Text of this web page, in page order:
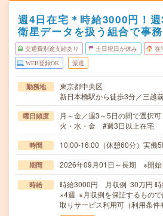
週4日在宅＊時給3000円！週
衛星データを扱う組合で事務
交通費別途支給あり 土日祝日が休み 在
WEB登録OK 派遣
勤務地
東京都中央区
新日本橋駅から徒歩3分／三越
曜日頻度
月～金／週3～5日の間で選択
火・水・金 #週3日以上在宅
時間 10:00-16:00（休憩60分）実働5
期間 2026年09月01日～長期 ※開
時給
時給3000円 月収例 30万円 時
×4週 ※月収例を保証するもの
取りサービス利用可（利用条件